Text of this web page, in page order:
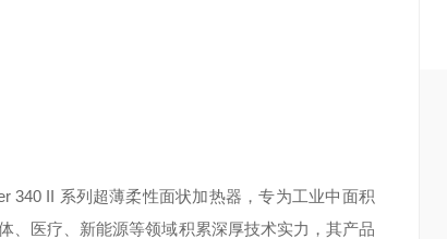
340 II 系列超薄柔性面状加热器，专为工业中面积
、医疗、新能源等领域积累深厚技术实力，其产品